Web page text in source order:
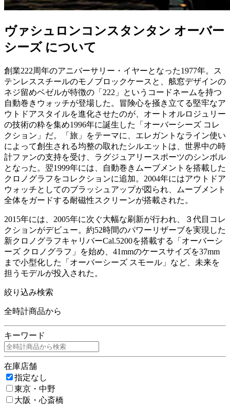
ヴァシュロンコンスタンタン オーバー
シーズ について
創業222周年のアニバーサリー・イヤーとなった1977年。ス
テンレススチールのモノブロックケースと、舷窓デザインの
ネジ留めベゼルが特徴の「222」というコードネームを持つ
自動巻きウォッチが登場した。冒険心を掻き立てる堅牢なア
ウトドアスタイルを進化させたのが、オートオルロジュリー
の技術の粋を集め1996年に誕生した「オーバーシーズ コレ
クション」だ。「旅」をテーマに、エレガントなライン使い
によって創生される均整の取れたシルエットは、世界中の時
計ファンの支持を受け、ラグジュアリースポーツのシンボル
となった。翌1999年には、自動巻きムーブメントを搭載した
クロノグラフをコレクションに追加。2004年にはアウトドア
ウォッチとしてのブラッシュアップが図られ、ムーブメント
全体をガードする耐磁性スクリーンが搭載された。
2015年には、2005年に次ぐ大幅な刷新が行われ、３代目コレ
クションがデビュー。約52時間のパワーリザーブを実現した
新クロノグラフキャリバーCal.5200を搭載する「オーバーシ
ーズ クロノグラフ」を始め、41mmのケースサイズを37mm
まで小型化した「オーバーシーズ スモール」など、未来を
担うモデルが投入された。
絞り込み検索
全時計商品から
キーワード
在庫店舗
指定なし
東京・中野
大阪・心斎橋